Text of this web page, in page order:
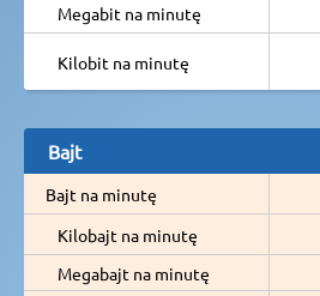
Megabit na minutę
Kilobit na minutę
Bajt
Bajt na minutę
Kilobajt na minutę
Megabajt na minutę